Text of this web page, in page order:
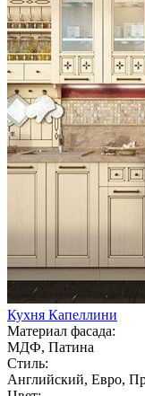
Кухня Капеллини
Материал фасада:
МДФ, Патина
Стиль:
Английский, Евро,